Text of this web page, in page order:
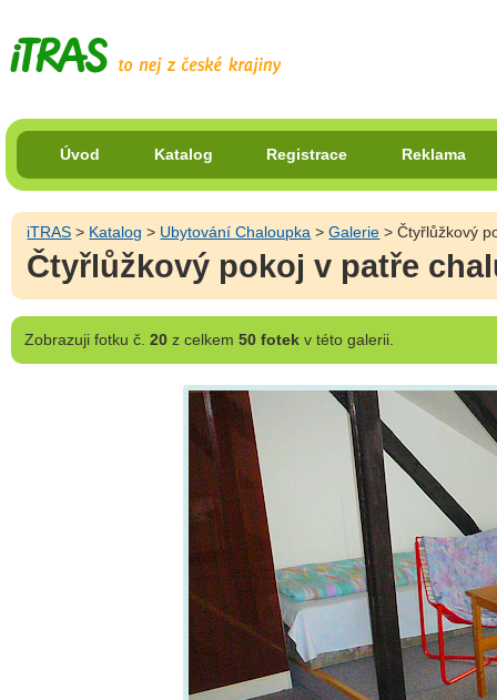
Úvod Katalog Registrace Reklama
iTRAS > Katalog > Ubytování Chaloupka >Galerie > Čtyřlůžkový
Čtyřlůžkový pokoj v patře
Zobrazujifotku č. 20z celkem 50 fotekv této galerii.